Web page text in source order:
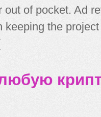
of pocket. Ad
keeping the